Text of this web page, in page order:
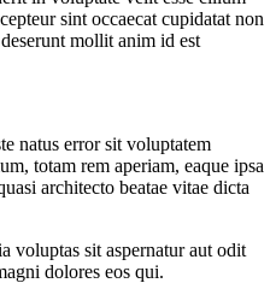
sint occaecat cupidatat non
mollit anim id est
natus error sit voluptatem
totam rem aperiam, eaque ipsa
architecto beatae vitae dicta
voluptas sit aspernatur aut odit
dolores eos qui.